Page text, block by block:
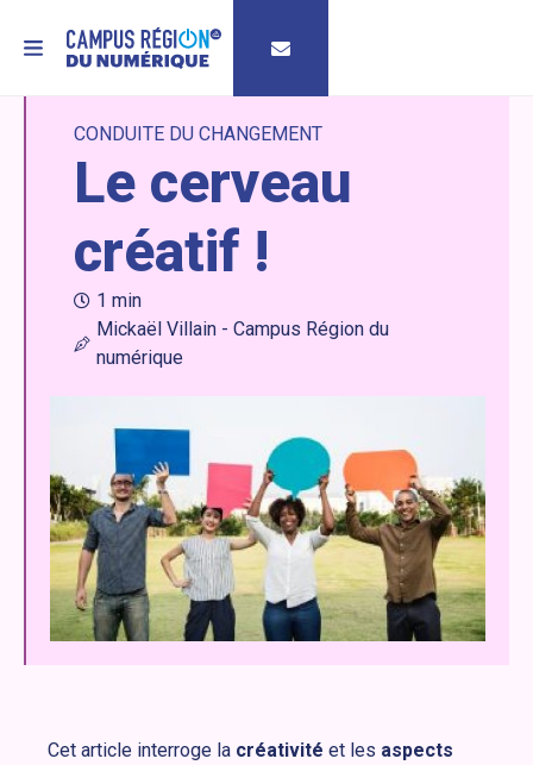
MENU
CONDUITE DU CHANGEMENT
Le cerveau
créatif !
1 min
Mickaël Villain - Campus Région du
numérique
Cet article interroge la créativité et les aspects